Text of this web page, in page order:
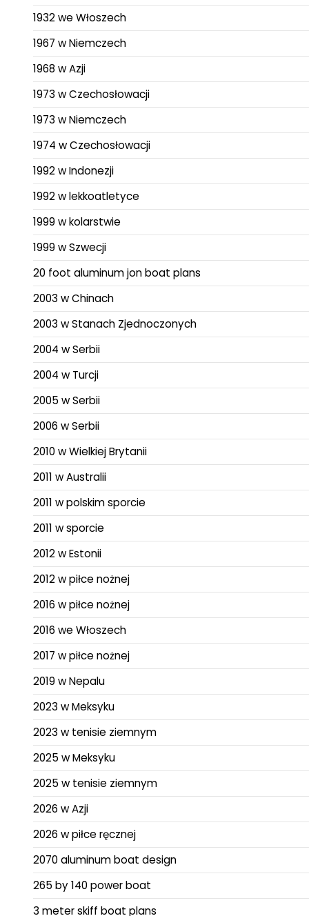
1932 we Włoszech
1967 w Niemczech
1968 w Azji
1973 w Czechosłowacji
1973 w Niemczech
1974 w Czechosłowacji
1992 w Indonezji
1992 w lekkoatletyce
1999 w kolarstwie
1999 w Szwecji
20 foot aluminum jon boat plans
2003 w Chinach
2003 w Stanach Zjednoczonych
2004 w Serbii
2004 w Turcji
2005 w Serbii
2006 w Serbii
2010 w Wielkiej Brytanii
2011 w Australii
2011 w polskim sporcie
2011 w sporcie
2012 w Estonii
2012 w piłce nożnej
2016 w piłce nożnej
2016 we Włoszech
2017 w piłce nożnej
2019 w Nepalu
2023 w Meksyku
2023 w tenisie ziemnym
2025 w Meksyku
2025 w tenisie ziemnym
2026 w Azji
2026 w piłce ręcznej
2070 aluminum boat design
265 by 140 power boat
3 meter skiff boat plans